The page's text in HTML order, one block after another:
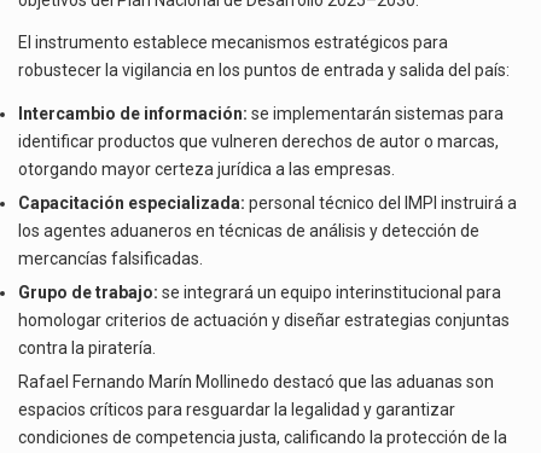
El instrumento establece mecanismos estratégicos para
robustecer la vigilancia en los puntos de entrada y salida del país:
Intercambio de información: se implementarán sistemas para
identificar productos que vulneren derechos de autor o marcas,
otorgando mayor certeza jurídica a las empresas.
Capacitación especializada: personal técnico del IMPI instruirá a
los agentes aduaneros en técnicas de análisis y detección de
mercancías falsificadas.
Grupo de trabajo: se integrará un equipo interinstitucional para
homologar criterios de actuación y diseñar estrategias conjuntas
contra la piratería.
Rafael Fernando Marín Mollinedo destacó que las aduanas son
espacios críticos para resguardar la legalidad y garantizar
condiciones de competencia justa, calificando la protección de la